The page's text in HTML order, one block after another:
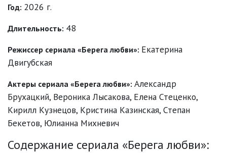
Год: 2026 г.
Длительность: 48
Режиссер сериала «Берега любви»: Екатерина
Двигубская
Актеры сериала «Берега любви»: Александр
Брухацкий, Вероника Лысакова, Елена Стеценко,
Кирилл Кузнецов, Кристина Казинская, Степан
Бекетов, Юлианна Михневич
Содержание сериала «Берега любви»: